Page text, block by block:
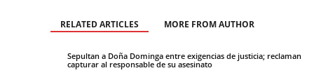
RELATED ARTICLES MORE FROM AUTHOR
Sepultan a Doña Dominga entre exigencias de justicia; reclaman
capturar al responsable de su asesinato